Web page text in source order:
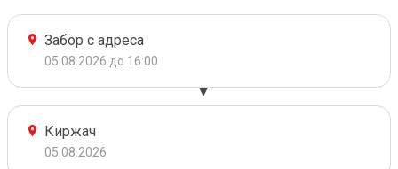
Забор с адреса
05.08.2026 до 16:00
Киржач
05.08.2026